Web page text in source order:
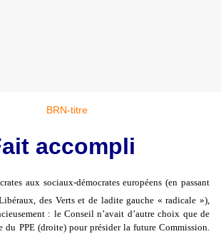
accompli
aux sociaux-démocrates européens (en passant
des Verts et de ladite gauche « radicale »),
: le Conseil n’avait d’autre choix que de
du PPE (droite) pour présider la future Commission.